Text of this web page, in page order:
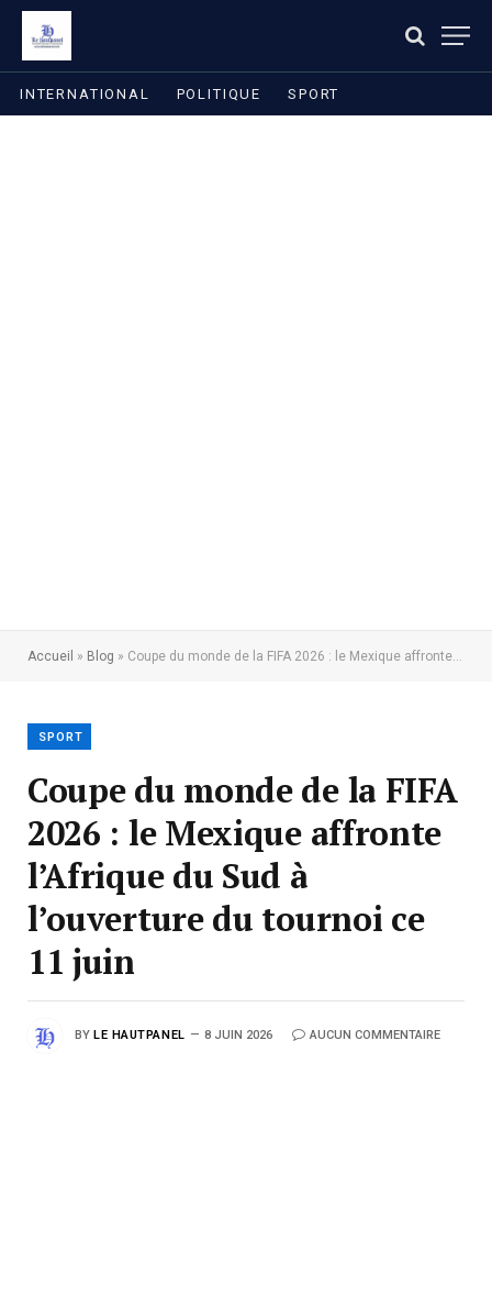
INTERNATIONAL POLITIQUE SPORT
Accueil » Blog » Coupe du monde de la FIFA 2026 : le Mexique affronte l’Afrique du Sud à l’ouverture du tournoi ce 11 juin
SPORT
Coupe du monde de la FIFA
2026 : le Mexique affronte
l’Afrique du Sud à
l’ouverture du tournoi ce
11 juin
BY LE HAUTPANEL 8 JUIN 2026 AUCUN COMMENTAIRE